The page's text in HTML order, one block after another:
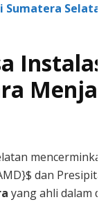
Sumatera Selatan
dan
yang ahli dalam